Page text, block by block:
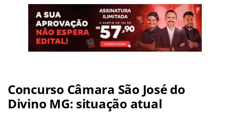
Concurso Câmara São José do
Divino MG: situação atual